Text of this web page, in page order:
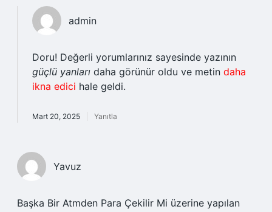
admin
Doru! Değerli yorumlarınız sayesinde yazının
güçlü yanları daha görünür oldu ve metin daha
ikna edici hale geldi.
Mart 20, 2025 Yanıtla
Yavuz
Başka Bir Atmden Para Çekilir Mi üzerine yapılan